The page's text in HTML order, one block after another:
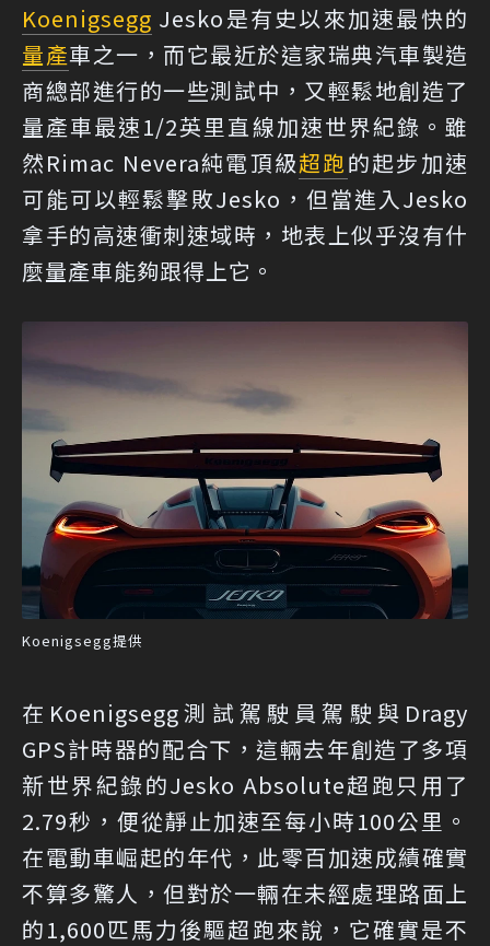
Koenigsegg Jesko是有史以來加速最快的
量產車之一，而它最近於這家瑞典汽車製造
商總部進行的一些測試中，又輕鬆地創造了
量產車最速1/2英里直線加速世界紀錄。雖
然Rimac Nevera純電頂級超跑的起步加速
可能可以輕鬆擊敗Jesko，但當進入Jesko
拿手的高速衝刺速域時，地表上似乎沒有什
麼量產車能夠跟得上它。
Koenigsegg提供
在Koenigsegg測試駕駛員駕駛與Dragy
GPS計時器的配合下，這輛去年創造了多項
新世界紀錄的Jesko Absolute超跑只用了
2.79秒，便從靜止加速至每小時100公里。
在電動車崛起的年代，此零百加速成績確實
不算多驚人，但對於一輛在未經處理路面上
的1,600匹馬力後驅超跑來說，它確實是不